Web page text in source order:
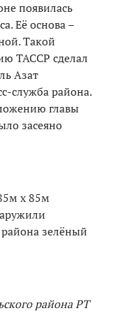
появилась
Её основа –
Такой
ТАССР сделал
Азат
служба района.
главы
засеяно
х 85м
зелёный
района РТ